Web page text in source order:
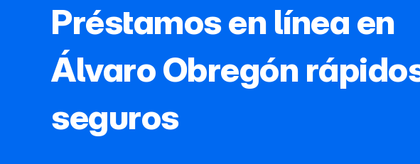
Préstamos en línea en
Álvaro Obregón
seguros